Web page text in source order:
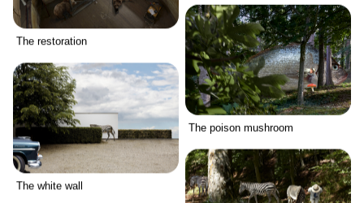
The restoration
The poison mushroom
The white wall